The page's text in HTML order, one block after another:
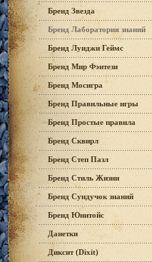
Бренд Звезда
Бренд Лаборатория знаний
Бренд Луиджи Геймс
Бренд Мир Фэнтези
Бренд Мосигра
Бренд Правильные игры
Бренд Простые правила
Бренд Сквирл
Бренд Степ Пазл
Бренд Стиль Жизни
Бренд Сундучок знаний
Бренд Юнитойс
Данетки
Диксит (Dixit)